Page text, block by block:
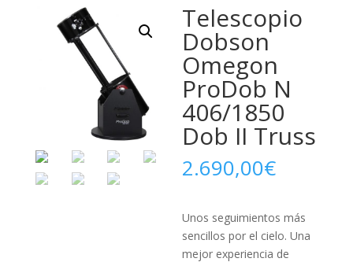
Telescopio
Dobson
Omegon
ProDob N
406/1850
Dob II Truss
2.690,00€
Unos seguimientos más
sencillos por el cielo. Una
mejor experiencia de